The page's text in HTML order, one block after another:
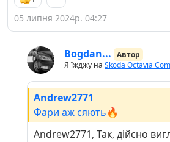
05 липня 2024р. 04:27
Bogdan... Автор
Я їжджу на Skoda Octavia
Andrew2771
Фари аж сяють🔥
Andrew2771, Так, дійсно